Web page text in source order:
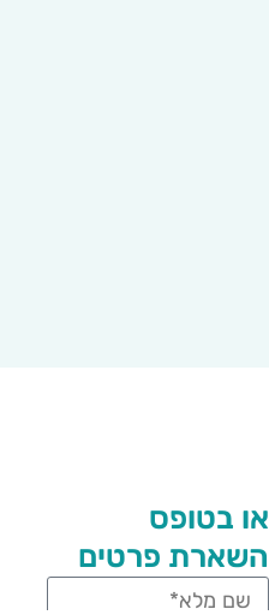
או בטופס
השארת פרטים